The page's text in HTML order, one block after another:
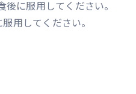
後に服用してください。
用してください。